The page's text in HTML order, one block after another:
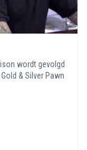
wordt gevolgd
& Silver Pawn